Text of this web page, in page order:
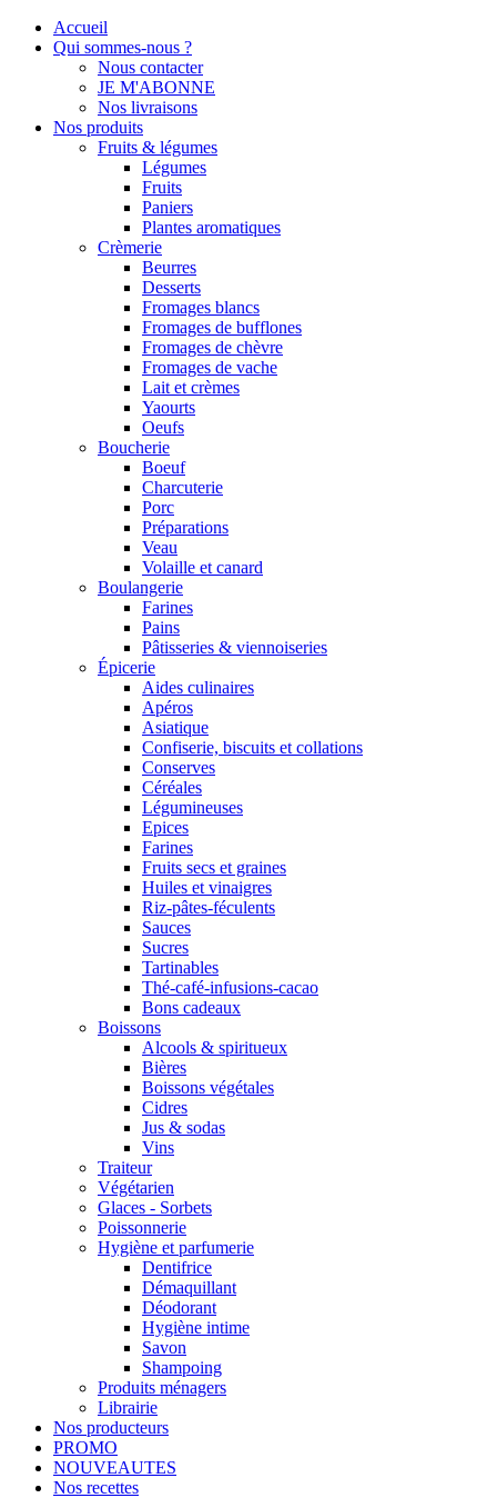
Accueil
Qui sommes-nous ?
Nous contacter
JE M'ABONNE
Nos livraisons
Nos produits
Fruits & légumes
Légumes
Fruits
Paniers
Plantes aromatiques
Crèmerie
Beurres
Desserts
Fromages blancs
Fromages de bufflones
Fromages de chèvre
Fromages de vache
Lait et crèmes
Yaourts
Oeufs
Boucherie
Boeuf
Charcuterie
Porc
Préparations
Veau
Volaille et canard
Boulangerie
Farines
Pains
Pâtisseries & viennoiseries
Épicerie
Aides culinaires
Apéros
Asiatique
Confiserie, biscuits et collations
Conserves
Céréales
Légumineuses
Epices
Farines
Fruits secs et graines
Huiles et vinaigres
Riz-pâtes-féculents
Sauces
Sucres
Tartinables
Thé-café-infusions-cacao
Bons cadeaux
Boissons
Alcools & spiritueux
Bières
Boissons végétales
Cidres
Jus & sodas
Vins
Traiteur
Végétarien
Glaces - Sorbets
Poissonnerie
Hygiène et parfumerie
Dentifrice
Démaquillant
Déodorant
Hygiène intime
Savon
Shampoing
Produits ménagers
Librairie
Nos producteurs
PROMO
NOUVEAUTES
Nos recettes